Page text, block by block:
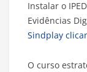
Instalar o
Evidências
Sindplay
O curso